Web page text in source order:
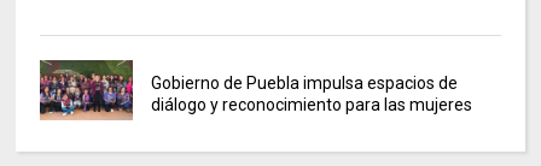
Gobierno de Puebla impulsa espacios de
diálogo y reconocimiento para las mujeres